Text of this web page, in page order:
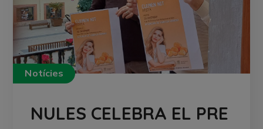
Notícies
NULES CELEBRA EL PRE